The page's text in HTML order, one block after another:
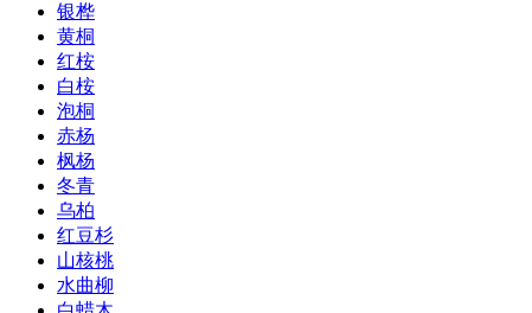
银桦
黄桐
红桉
白桉
泡桐
赤杨
枫杨
冬青
乌柏
红豆杉
山核桃
水曲柳